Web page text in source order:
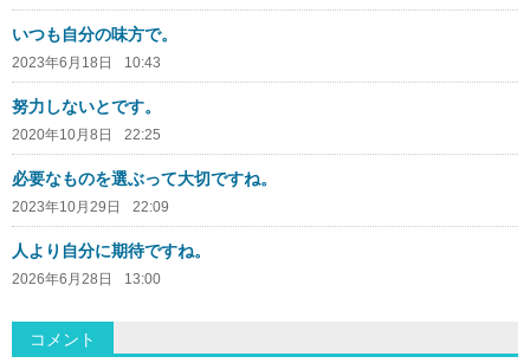
いつも自分の味方で。
2023年6月18日 10:43
努力しないとです。
2020年10月8日 22:25
必要なものを選ぶって大切ですね。
2023年10月29日 22:09
人より自分に期待ですね。
2026年6月28日 13:00
コメント